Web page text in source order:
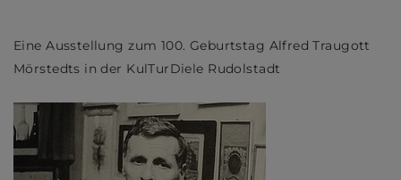
Eine Ausstellung zum 100. Geburtstag Alfred Traugott
Mörstedts in der KulTurDiele Rudolstadt